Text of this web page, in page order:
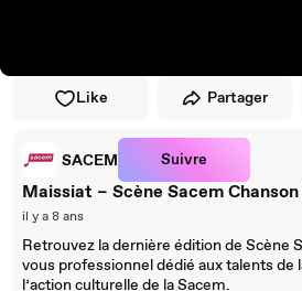
Like Partager
SACEM Suivre
Maissiat – Scène Sacem
il y a 8 ans
Retrouvez la dernière édition de Scène
vous professionnel dédié aux talents de
l’action culturelle de la Sacem.